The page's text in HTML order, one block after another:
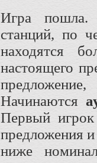
Игра пошла.
станций, по
находятся
настоящего
Начинаются
Первый
предложения и
ниже